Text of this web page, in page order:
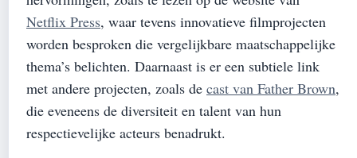
Netflix Press, waar tevens innovatieve filmprojecten
worden besproken die vergelijkbare maatschappelijke
thema’s belichten. Daarnaast is er een subtiele link
met andere projecten, zoals de cast van Father Brown,
die eveneens de diversiteit en talent van hun
respectievelijke acteurs benadrukt.